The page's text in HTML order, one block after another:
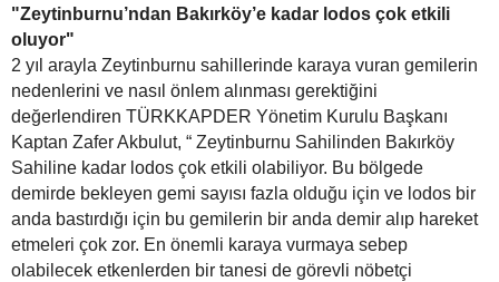
"Zeytinburnu’ndan Bakırköy’e kadar lodos çok etkili
oluyor"
2 yıl arayla Zeytinburnu sahillerinde karaya vuran gemilerin
nedenlerini ve nasıl önlem alınması gerektiğini
değerlendiren TÜRKKAPDER Yönetim Kurulu Başkanı
Kaptan Zafer Akbulut, “ Zeytinburnu Sahilinden Bakırköy
Sahiline kadar lodos çok etkili olabiliyor. Bu bölgede
demirde bekleyen gemi sayısı fazla olduğu için ve lodos bir
anda bastırdığı için bu gemilerin bir anda demir alıp hareket
etmeleri çok zor. En önemli karaya vurmaya sebep
olabilecek etkenlerden bir tanesi de görevli nöbetçi